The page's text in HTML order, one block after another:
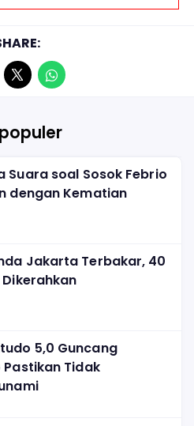
Suara soal Sosok Febrio
dengan Kematian
Jakarta Terbakar, 40
5,0 Guncang
Pastikan Tidak